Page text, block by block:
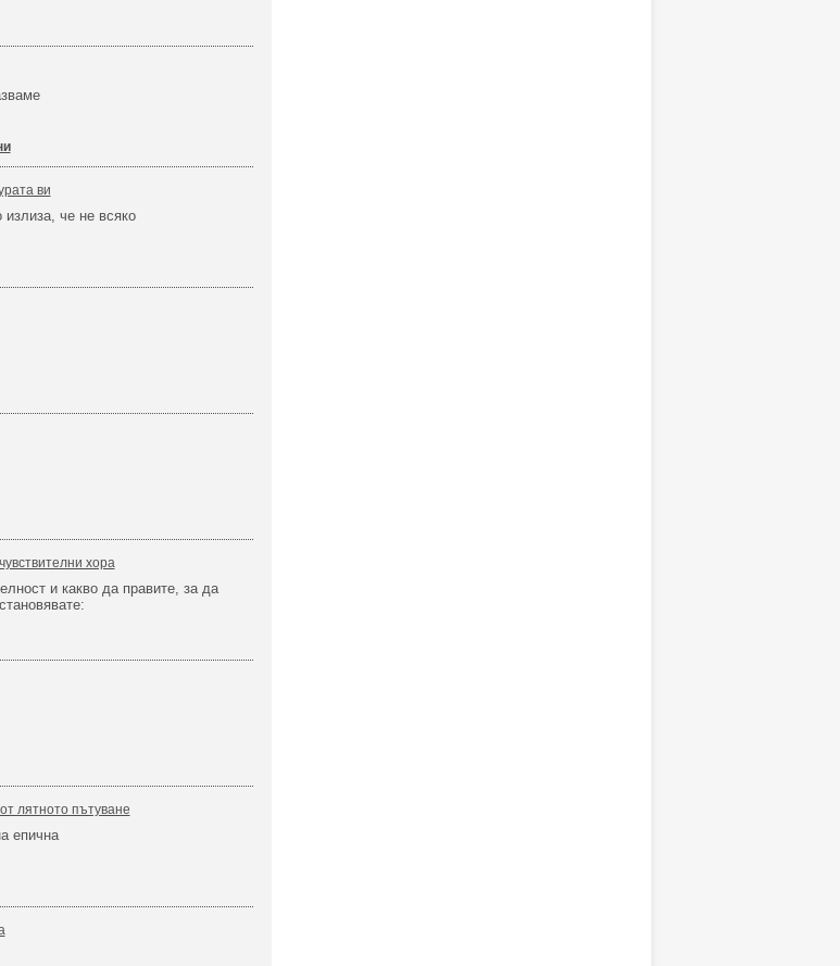
ви
излиза, че не всяко
хора
и какво да правите, за да
лятното пътуване
епична